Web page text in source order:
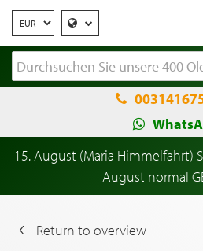
15. August (Maria Himmelfahrt)
August normal
Return to overview